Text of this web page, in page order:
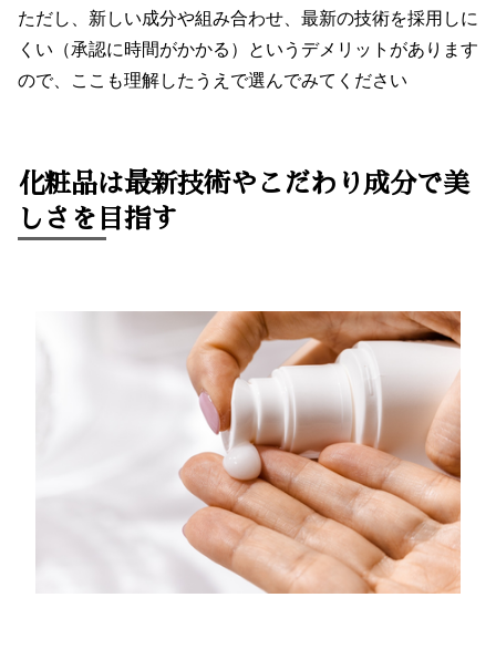
ただし、新しい成分や組み合わせ、最新の技術を採用しに
くい（承認に時間がかかる）というデメリットがあります
ので、ここも理解したうえで選んでみてください
化粧品は最新技術やこだわり成分で美
しさを目指す